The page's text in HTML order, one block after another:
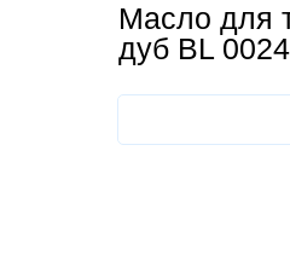
Масло для
дуб BL 0024